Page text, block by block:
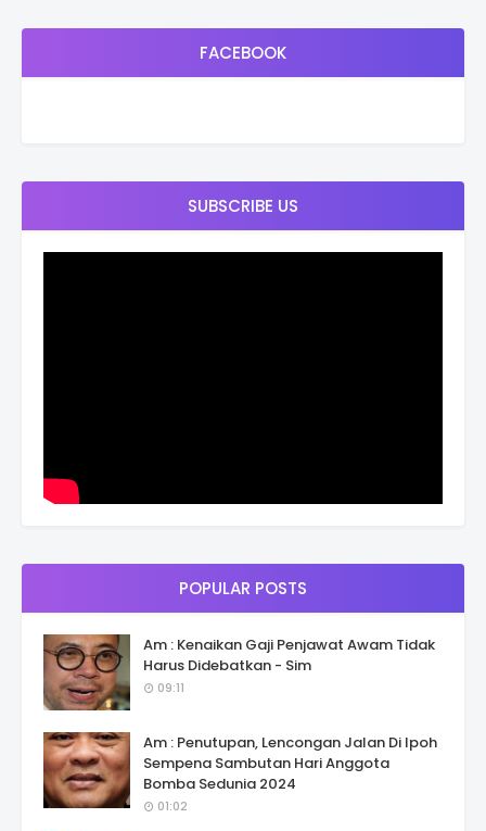
FACEBOOK
SUBSCRIBE US
POPULAR POSTS
Am : Kenaikan Gaji Penjawat Awam Tidak
Harus Didebatkan - Sim
09:11
Am : Penutupan, Lencongan Jalan Di Ipoh
Sempena Sambutan Hari Anggota
Bomba Sedunia 2024
01:02